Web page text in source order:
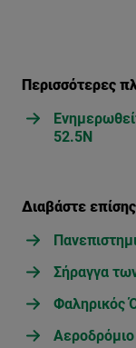
Περισσότερες
52.5N
Διαβάστε επίσης
Σήραγγα
Φαληρικός